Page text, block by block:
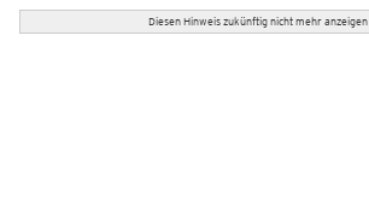
Diesen Hinweis zukünftig nicht mehr anzeigen